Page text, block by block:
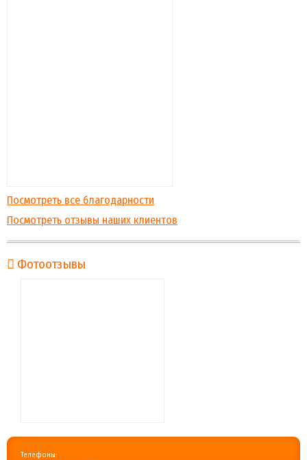
Посмотреть все благодарности
Посмотреть отзывы наших клиентов
Фотоотзывы
Телефоны: